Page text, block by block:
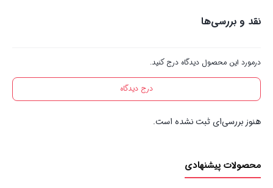
نقد و بررسی‌ها
درمورد این محصول دیدگاه درج کنید.
درج دیدگاه
هنوز بررسی‌ای ثبت نشده است.
محصولات پیشنهادی